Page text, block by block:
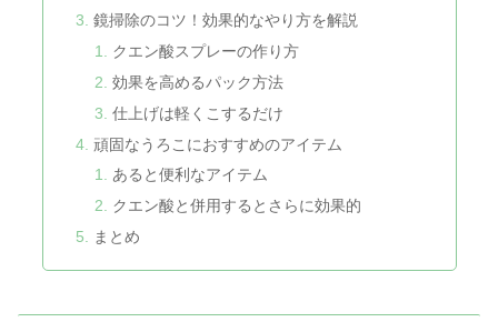
鏡掃除のコツ！効果的なやり方を解説
クエン酸スプレーの作り方
効果を高めるパック方法
仕上げは軽くこするだけ
頑固なうろこにおすすめのアイテム
あると便利なアイテム
クエン酸と併用するとさらに効果的
まとめ